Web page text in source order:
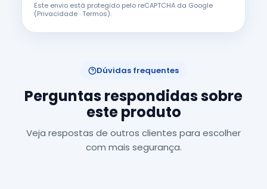
Este envio está protegido pelo reCAPTCHA da Google
(Privacidade·Termos).
Dúvidas frequentes
Perguntas respondidas sobre
este produto
Veja respostas de outros clientes para escolher
com mais segurança.